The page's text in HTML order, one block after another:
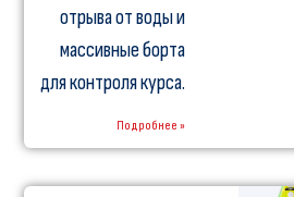
отрыва от воды и
массивные борта
для контроля курса.
Подробнее »